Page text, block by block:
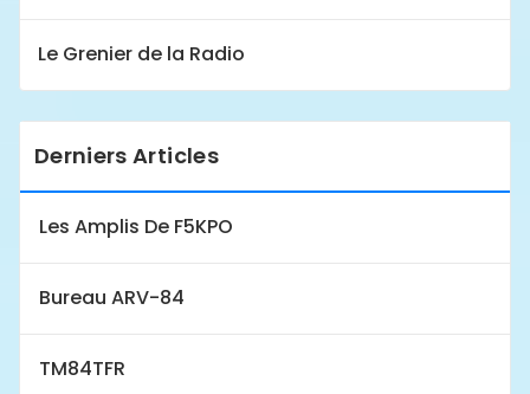
Le Grenier de la Radio
Derniers Articles
Les Amplis De F5KPO
Bureau ARV-84
TM84TFR